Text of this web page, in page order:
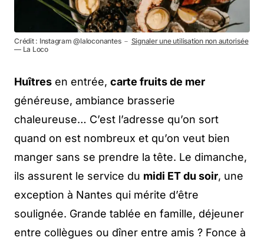
Crédit : Instagram @laloconantes － Signaler une utilisation non autorisée
— La Loco
Huîtres en entrée, carte fruits de mer
généreuse, ambiance brasserie
chaleureuse… C’est l’adresse qu’on sort
quand on est nombreux et qu’on veut bien
manger sans se prendre la tête. Le dimanche,
ils assurent le service du midi ET du soir, une
exception à Nantes qui mérite d’être
soulignée. Grande tablée en famille, déjeuner
entre collègues ou dîner entre amis ? Fonce à